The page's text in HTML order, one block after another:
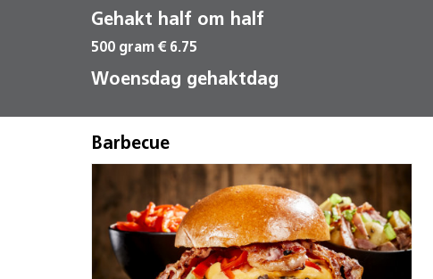
Gehakt half om half
500 gram € 6.75
Woensdag gehaktdag
Barbecue